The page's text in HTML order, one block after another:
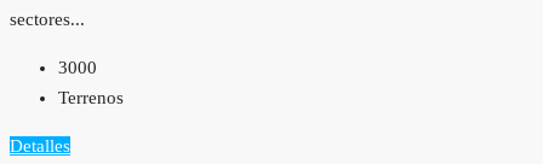
sectores...
3000
Terrenos
Detalles